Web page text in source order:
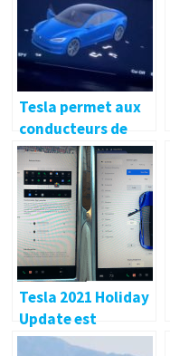
Tesla permet aux
conducteurs de
transformer leurs
voitures en
mégaphones avec
une nouvelle mise
à jour logicielle
Tesla 2021 Holiday
Update est
déployé sur les